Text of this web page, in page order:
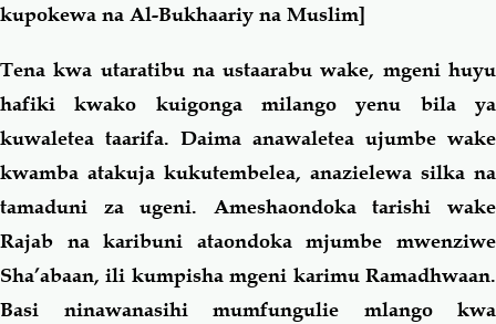
kupokewa na Al-Bukhaariy na Muslim]
Tena kwa utaratibu na ustaarabu wake, mgeni huyu
hafiki kwako kuigonga milango yenu bila ya
kuwaletea taarifa. Daima anawaletea ujumbe wake
kwamba atakuja kukutembelea, anazielewa silka na
tamaduni za ugeni. Ameshaondoka tarishi wake
Rajab na karibuni ataondoka mjumbe mwenziwe
Sha’abaan, ili kumpisha mgeni karimu Ramadhwaan.
Basi ninawanasihi mumfungulie mlango kwa